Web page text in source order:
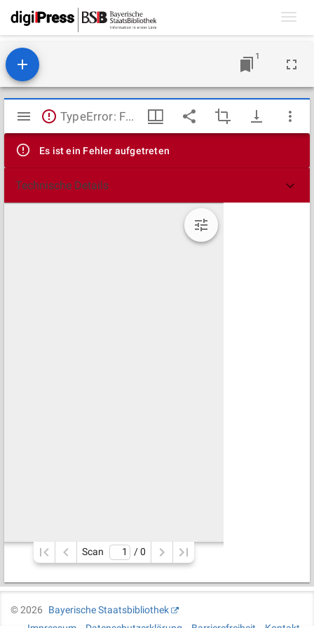
1
Mirador
Viewer
TypeError: Failed to fetch
Es ist ein Fehler aufgetreten
Technische Details
Scan / 0
©2026
Bayerische Staatsbibliothek